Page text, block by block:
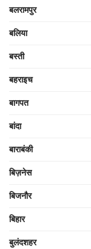
बलरामपुर
बलिया
बस्ती
बहराइच
बागपत
बांदा
बाराबंकी
बिज़नेस
बिजनौर
बिहार
बुलंदशहर